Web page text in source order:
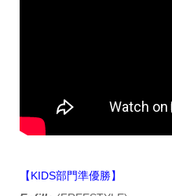
【KIDS部門準優勝】